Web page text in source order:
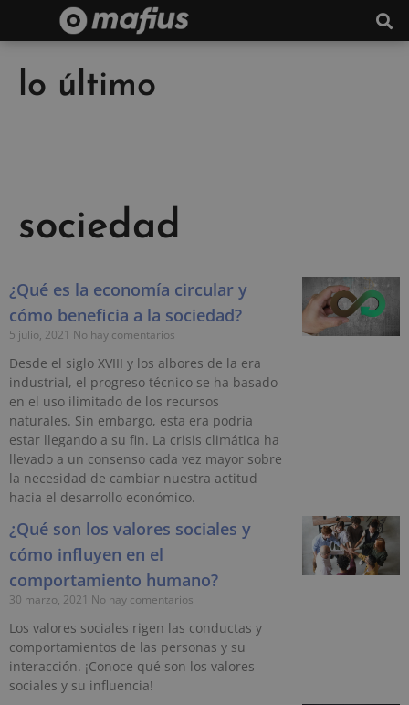
lo último
sociedad
¿Qué es la economía circular y
cómo beneficia a la sociedad?
5 julio, 2021 No hay comentarios
Desde el siglo XVIII y los albores de la era
industrial, el progreso técnico se ha basado
en el uso ilimitado de los recursos
naturales. Sin embargo, esta era podría
estar llegando a su fin. La crisis climática ha
llevado a un consenso cada vez mayor sobre
la necesidad de cambiar nuestra actitud
hacia el desarrollo económico.
¿Qué son los valores sociales y
cómo influyen en el
comportamiento humano?
30 marzo, 2021 No hay comentarios
Los valores sociales rigen las conductas y
comportamientos de las personas y su
interacción. ¡Conoce qué son los valores
sociales y su influencia!